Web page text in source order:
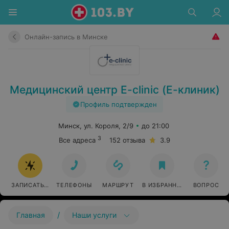
Онлайн-запись в Минске
Медицинский центр E-clinic (Е-клиник)
Профиль подтвержден
Минск, ул. Короля, 2/9
до 21:00
Все адреса 3 152 отзыва 3.9
ЗАПИСАТЬСЯ ОНЛАЙН
ТЕЛЕФОНЫ МАРШРУТ В ИЗБРАННОЕ ВОПРОС
Главная / Наши услуги